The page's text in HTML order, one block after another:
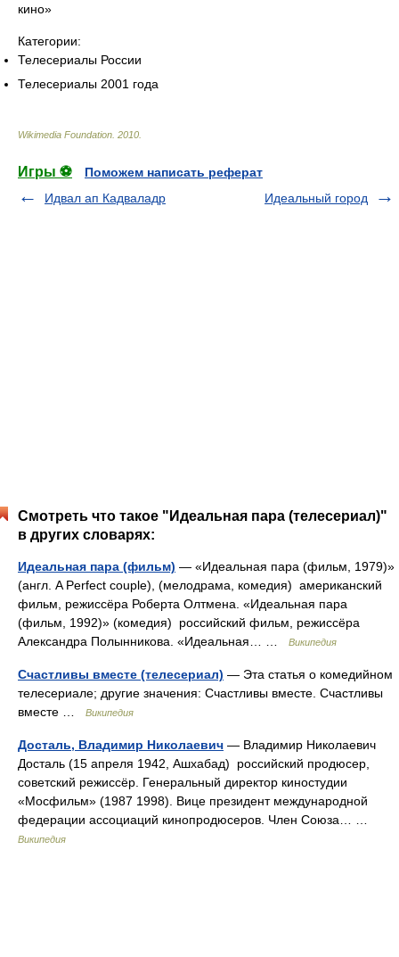
кино»
Категории:
Телесериалы России
Телесериалы 2001 года
Wikimedia Foundation 2010
Игры ⚽
Поможем написать реферат
Идвал ап Кадваладр
Идеальный город
Смотреть что такое "Идеальная пара (телесериал)"
в других словарях:
Идеальная пара (фильм) — «Идеальная пара (фильм, 1979)»
(англ. A Perfect couple), (мелодрама, комедия) американский
фильм, режиссёра Роберта Олтмена. «Идеальная пара
(фильм, 1992)» (комедия) российский фильм, режиссёра
Александра Полынникова. «Идеальная… …
Википедия
Счастливы вместе (телесериал) — Эта статья о комедийном
телесериале; другие значения: Счастливы вместе. Счастливы
вместе …
Википедия
Досталь, Владимир Николаевич — Владимир Николаевич
Досталь (15 апреля 1942, Ашхабад) российский продюсер,
советский режиссёр. Генеральный директор киностудии
«Мосфильм» (1987 1998). Вице президент международной
федерации ассоциаций кинопродюсеров. Член Союза… …
Википедия